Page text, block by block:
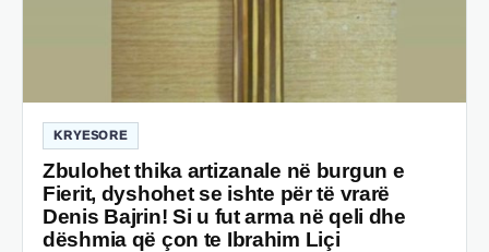
KRYESORE
Zbulohet thika artizanale në burgun e
Fierit, dyshohet se ishte për të vrarë
Denis Bajrin! Si u fut arma në qeli dhe
dëshmia që çon te Ibrahim Liçi